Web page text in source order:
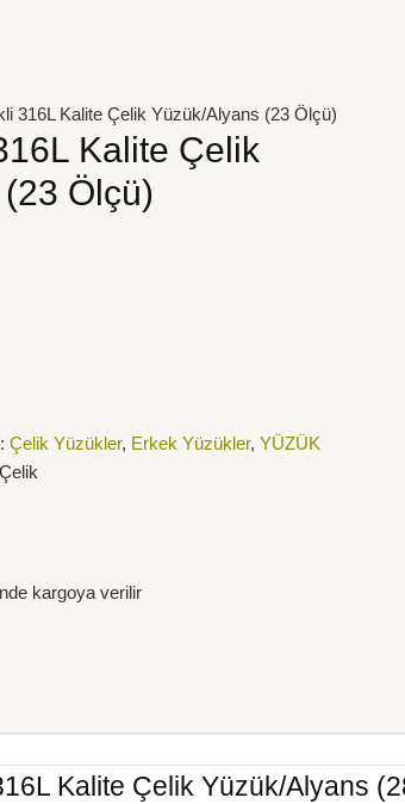
316L Kalite Çelik Yüzük/Alyans (23 Ölçü)
Kalite Çelik
Ölçü)
Çelik Yüzükler, Erkek Yüzükler, YÜZÜK
kargoya verilir
Kalite Çelik Yüzük/Alyans